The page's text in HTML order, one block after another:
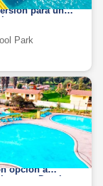
para un
Park
Santa Ana:
opción a
a Domingo.